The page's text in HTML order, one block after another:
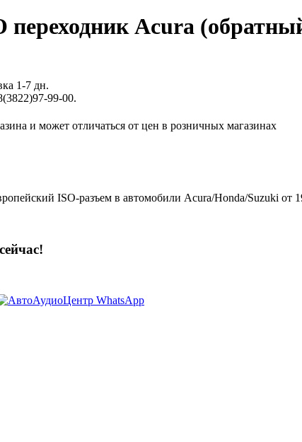
переходник Acura
1-7 дн.
99-00.
и может отличаться от цен в розничных магазинах
ISO-разъем в автомобили Acura/Honda/Suzuki от